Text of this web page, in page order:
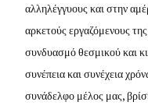
αλληλέγγυους και στην
αρκετούς εργαζόμενους
συνδυασμό θεσμικού και
συνέπεια και συνέχεια
συνάδελφο μέλος μας,